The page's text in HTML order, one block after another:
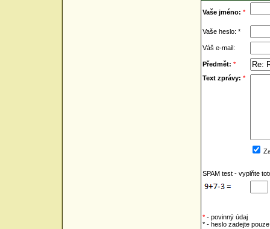
Vaše jméno: *
Vaše heslo: *
Váš e-mail:
Předmět: *
Text zprávy: *
SPAM test - vyplňte
* - povinný údaj
* - heslo zadejte